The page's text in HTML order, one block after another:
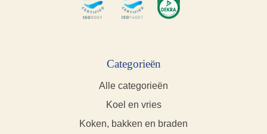
Categorieën
Alle categorieën
Koel en vries
Koken, bakken en braden